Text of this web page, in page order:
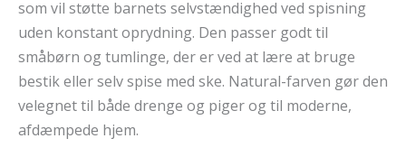
som vil støtte barnets selvstændighed ved spisning
uden konstant oprydning. Den passer godt til
småbørn og tumlinge, der er ved at lære at bruge
bestik eller selv spise med ske. Natural-farven gør den
velegnet til både drenge og piger og til moderne,
afdæmpede hjem.